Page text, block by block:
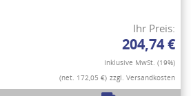
Ihr Preis:
204,74 €
Inklusive MwSt. (19%)
(net. 172,05 €) zzgl. Versandkosten